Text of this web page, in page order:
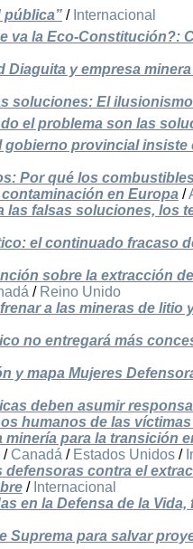
pública” / Internacional
va la Eco-Constitución?:
y empresa
soluciones: El
el problema son las
gobierno provincial insiste
Por qué los
en Europa /
las falsas soluciones, los
el continuado fracaso
sobre la extracción
/ Reino Unido
a las mineras de
no entregará más
y mapa Mujeres
deben asumir
humanos de las
minería para la transición
/ Canadá / Estados Unidos /
contra el
/ Internacional
en la Defensa de la
Suprema para salvar